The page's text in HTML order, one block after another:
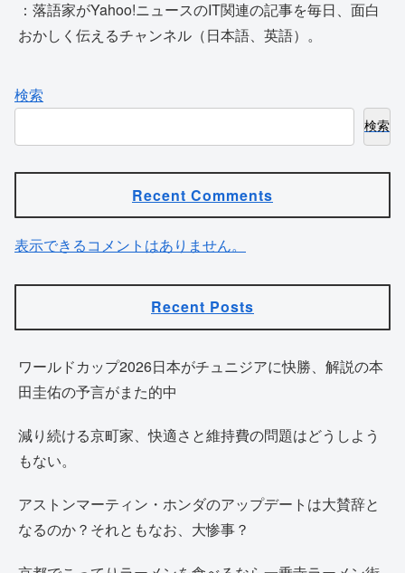
：落語家がYahoo!ニュースのIT関連の記事を毎日、面白
おかしく伝えるチャンネル（日本語、英語）。
検索
検索
Recent Comments
表示できるコメントはありません。
Recent Posts
ワールドカップ2026日本がチュニジアに快勝、解説の本
田圭佑の予言がまた的中
減り続ける京町家、快適さと維持費の問題はどうしよう
もない。
アストンマーティン・ホンダのアップデートは大賛辞と
なるのか？それともなお、大惨事？